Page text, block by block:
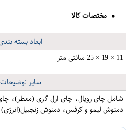
مختصات کالا
ابعاد بسته
11 × 19 × 25 سانتی متر
سایر توضیحات
شامل چای رویال، چای ارل گری (معطر)،
دمنوش لیمو و کرفس، دمنوش زنجبیل(انرژی)